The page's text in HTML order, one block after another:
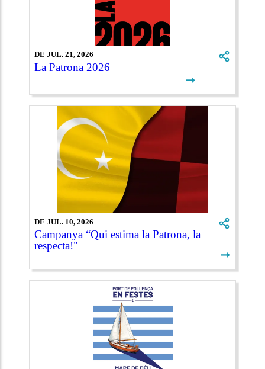
DE JUL. 21, 2026
La Patrona 2026
➞
DE JUL. 10, 2026
Campanya “Qui estima la Patrona, la
respecta!"
➞